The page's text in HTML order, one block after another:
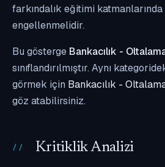
farkındalık eğitimi
engellenmelidir.
Bu gösterge Bankacılık -
sınıflandırılmıştır. Aynı
görmek için Bankacılık -
göz atabilirsiniz.
Kritiklik Analizi